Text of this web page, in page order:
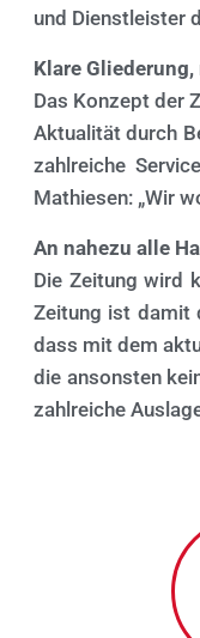
und Dienstleister
Klare
Das Konzept der
Aktualität durch
zahlreiche
Mathiesen: „Wir
An nahezu alle
Die Zeitung wird
Zeitung ist damit
dass mit dem
die ansonsten
zahlreiche